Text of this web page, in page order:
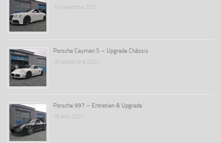
10 novembre 2021
Porsche Cayman S – Upgrade Châssis
18 septembre 2021
Porsche 997 – Entretien & Upgrade
16 août 2021